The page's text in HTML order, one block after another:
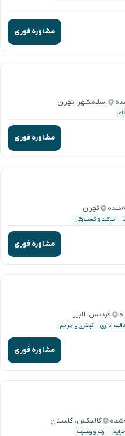
مشاوره فوری
اسلامشهر، تهران
مشاوره فوری
تهران
شرکت و کسب‌وکار
مشاوره فوری
فردیس، البرز
اداری کیفری و جرایم
مشاوره فوری
گالیکش، گلستان
ارث و وصیت